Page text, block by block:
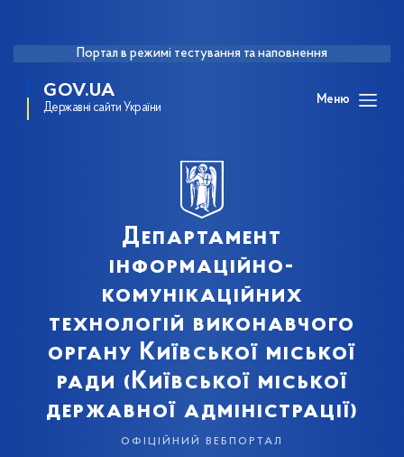
Портал в режимі тестування та наповнення
GOV.UA
Державні сайти України
Меню
Департамент
інформаційно-
комунікаційних
технологій виконавчого
органу Київської міської
ради (Київської міської
державної адміністрації)
офіційний вебпортал